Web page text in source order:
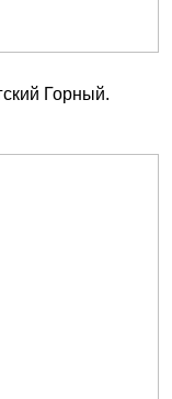
Горный.